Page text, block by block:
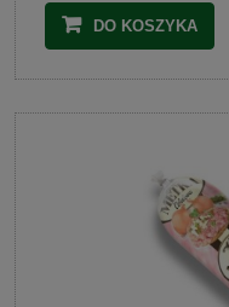
DO KOSZYKA